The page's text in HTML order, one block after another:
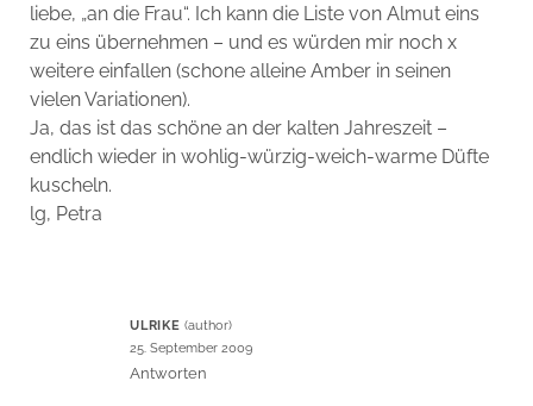
liebe, „an die Frau“. Ich kann die Liste von Almut eins
zu eins übernehmen – und es würden mir noch x
weitere einfallen (schone alleine Amber in seinen
vielen Variationen).
Ja, das ist das schöne an der kalten Jahreszeit –
endlich wieder in wohlig-würzig-weich-warme Düfte
kuscheln.
lg, Petra
ULRIKE
25. September 2009
Antworten